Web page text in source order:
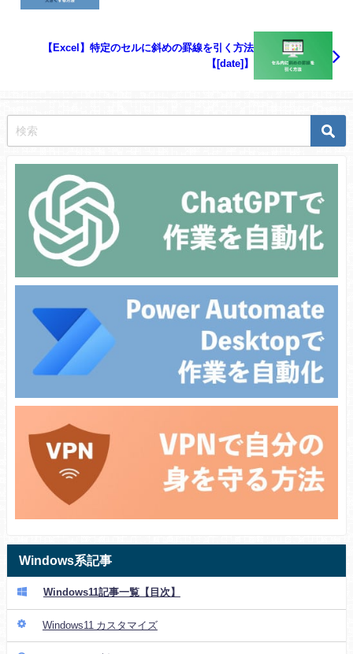
【Excel】特定のセルに斜めの罫線を引く方法
【[date]】
Windows系記事
Windows11記事一覧【目次】
Windows11 カスタマイズ